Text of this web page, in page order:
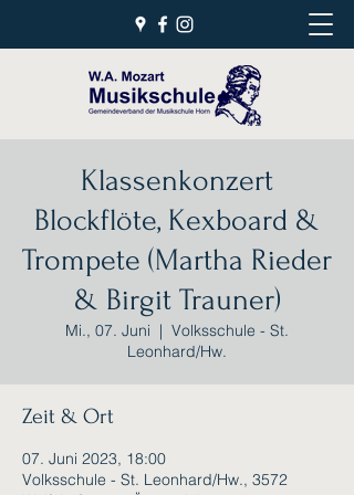
Klassenkonzert
Blockflöte, Kexboard &
Trompete (Martha Rieder
& Birgit Trauner)
Mi., 07. Juni
  |
Volksschule - St.
Leonhard/Hw.
Zeit & Ort
07. Juni 2023, 18:00
Volksschule - St. Leonhard/Hw., 3572